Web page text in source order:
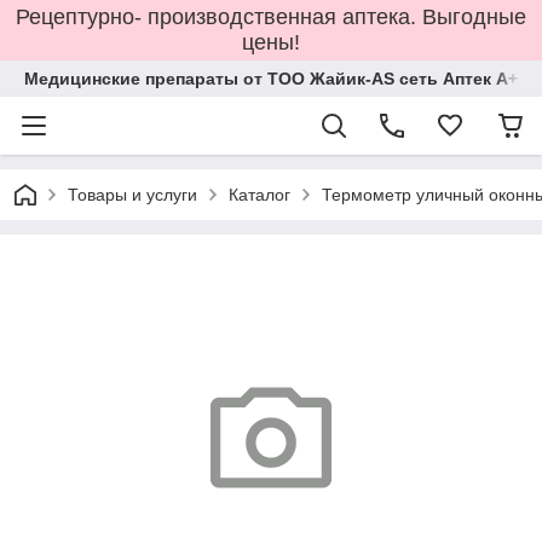
Рецептурно- производственная аптека. Выгодные
цены!
Медицинские препараты от ТОО Жайик-AS сеть Аптек А+
Товары и услуги Каталог Термометр уличный